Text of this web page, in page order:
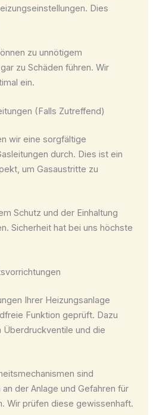
Dies
zu unnötigem
zu Schäden führen. Wir
ein.
(Falls Zutreffend)
wir eine sorgfältige
durch. Dies ist ein
um Gasaustritte zu
Schutz und der Einhaltung
Sicherheit hat bei uns höchste
Ihrer Heizungsanlage
Funktion geprüft. Dazu
und die
sind
der Anlage und Gefahren für
Wir prüfen diese gewissenhaft.